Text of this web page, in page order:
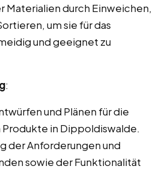
Materialien durch Einweichen,
um sie für das
und geeignet zu
:
und Plänen für die
in Dippoldiswalde.
der Anforderungen und
sowie der Funktionalität